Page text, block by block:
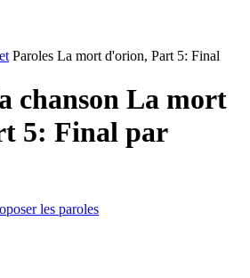
Paroles La mort d'orion, Part 5: Final
chanson La mort
5: Final par
les paroles